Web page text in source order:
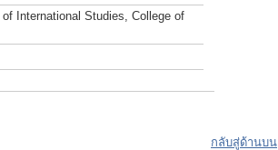
International Studies, College of
กลับสู่ด้านบน